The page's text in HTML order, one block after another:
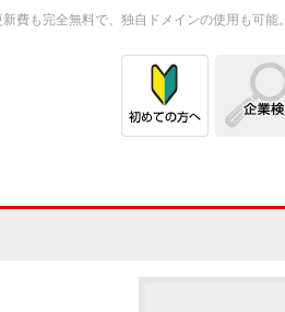
費も完全無料で、独自ドメインの使用も可能。